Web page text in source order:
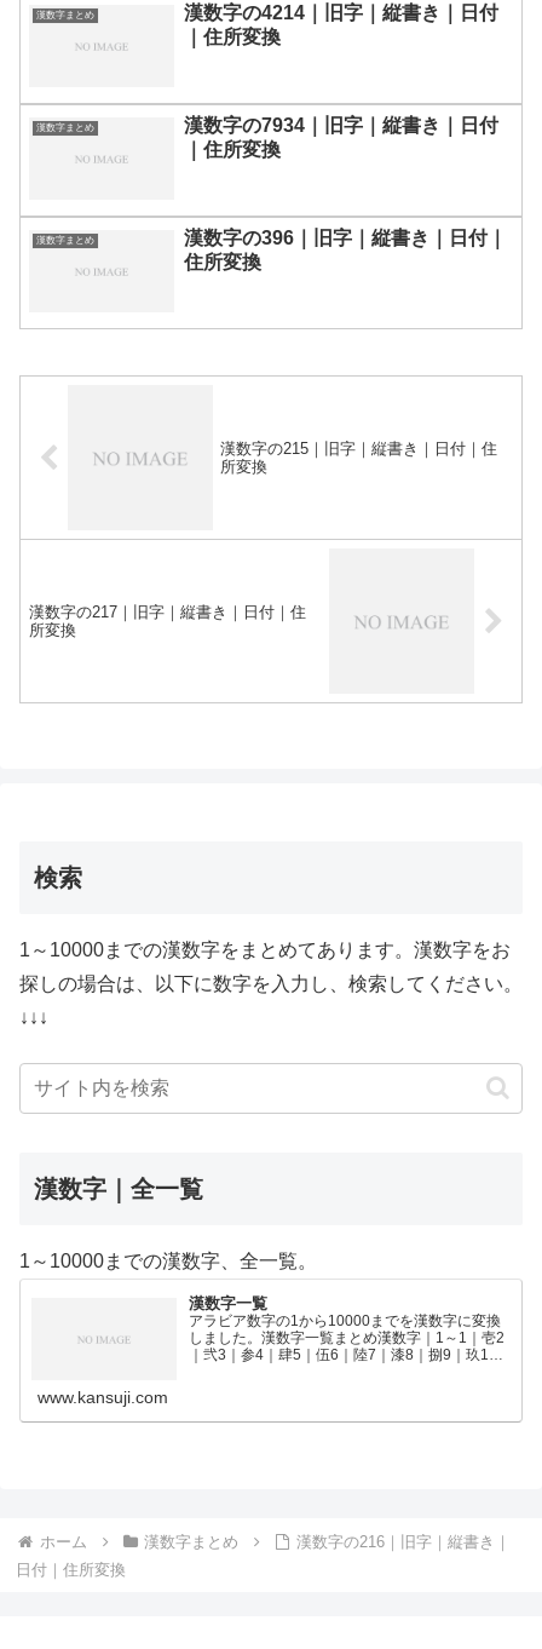
漢数字まとめ
漢数字の4214｜旧字｜縦書き｜日付
｜住所変換
漢数字まとめ
漢数字の7934｜旧字｜縦書き｜日付
｜住所変換
漢数字まとめ
漢数字の396｜旧字｜縦書き｜日付｜
住所変換
漢数字の215｜旧字｜縦書き｜日付｜住
所変換
漢数字の217｜旧字｜縦書き｜日付｜住
所変換
検索
1～10000までの漢数字をまとめてあります。漢数字をお
探しの場合は、以下に数字を入力し、検索してください。
↓↓↓
漢数字｜全一覧
1～10000までの漢数字、全一覧。
漢数字一覧
アラビア数字の1から10000までを漢数字に変換
しました。漢数字一覧まとめ漢数字｜1～1｜壱2
｜弐3｜参4｜肆5｜伍6｜陸7｜漆8｜捌9｜玖10
www.kansuji.com
ホーム 漢数字まとめ
漢数字の216｜旧字｜縦書き｜
日付｜住所変換